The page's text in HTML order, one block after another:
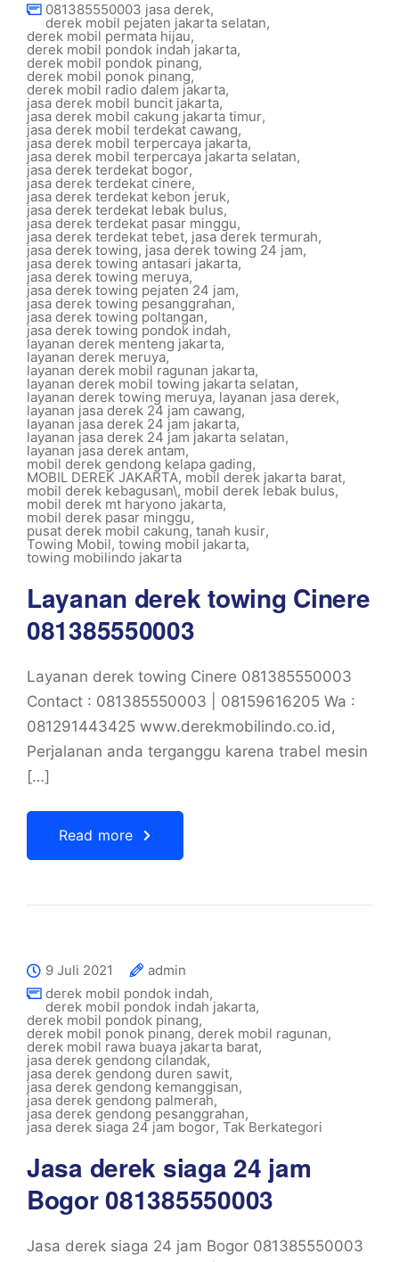
081385550003 jasa derek,
derek mobil pejaten jakarta selatan,
derek mobil permata hijau,
derek mobil pondok indah jakarta,
derek mobil pondok pinang,
derek mobil ponok pinang,
derek mobil radio dalem jakarta,
jasa derek mobil buncit jakarta,
jasa derek mobil cakung jakarta timur,
jasa derek mobil terdekat cawang,
jasa derek mobil terpercaya jakarta,
jasa derek mobil terpercaya jakarta selatan,
jasa derek terdekat bogor,
jasa derek terdekat cinere,
jasa derek terdekat kebon jeruk,
jasa derek terdekat lebak bulus,
jasa derek terdekat pasar minggu,
jasa derek terdekat tebet, jasa derek termurah,
jasa derek towing, jasa derek towing 24 jam,
jasa derek towing antasari jakarta,
jasa derek towing meruya,
jasa derek towing pejaten 24 jam,
jasa derek towing pesanggrahan,
jasa derek towing poltangan,
jasa derek towing pondok indah,
layanan derek menteng jakarta,
layanan derek meruya,
layanan derek mobil ragunan jakarta,
layanan derek mobil towing jakarta selatan,
layanan derek towing meruya, layanan jasa derek,
layanan jasa derek 24 jam cawang,
layanan jasa derek 24 jam jakarta,
layanan jasa derek 24 jam jakarta selatan,
layanan jasa derek antam,
mobil derek gendong kelapa gading,
MOBIL DEREK JAKARTA, mobil derek jakarta barat,
mobil derek kebagusan\, mobil derek lebak bulus,
mobil derek mt haryono jakarta,
mobil derek pasar minggu,
pusat derek mobil cakung, tanah kusir,
Towing Mobil, towing mobil jakarta,
towing mobilindo jakarta
Layanan derek towing Cinere
081385550003
Layanan derek towing Cinere 081385550003
Contact : 081385550003 | 08159616205 Wa :
081291443425 www.derekmobilindo.co.id,
Perjalanan anda terganggu karena trabel mesin
[…]
Read more
9 Juli 2021
admin
derek mobil pondok indah,
derek mobil pondok indah jakarta,
derek mobil pondok pinang,
derek mobil ponok pinang,derek mobil ragunan,
derek mobil rawa buaya jakarta barat,
jasa derek gendong cilandak,
jasa derek gendong duren sawit,
jasa derek gendong kemanggisan,
jasa derek gendong palmerah,
jasa derek gendong pesanggrahan,
jasa derek siaga 24 jam bogor, Tak Berkategori
Jasa derek siaga 24 jam
Bogor 081385550003
Jasa derek siaga 24 jam Bogor 081385550003